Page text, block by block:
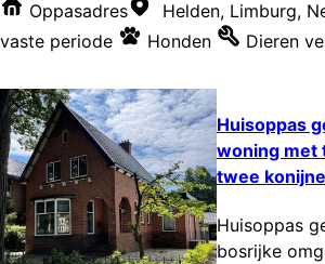
Oppasadres Helden, Limburg,
vaste periode
Honden Dieren
Huisoppas
woning met
twee
Huisoppas
bosrijke